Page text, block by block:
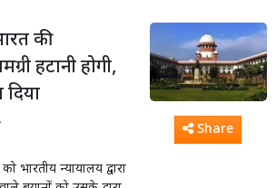
की
हटानी होगी,
भारतीय न्यायालय द्वारा
Share